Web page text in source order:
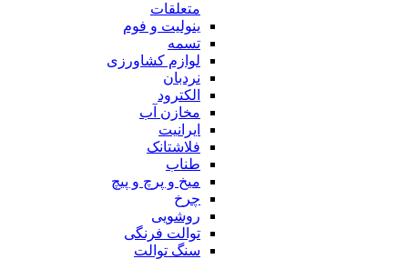
متعلقات
ینولیت و فوم
تسمه
لوازم کشاورزی
نردبان
الکترود
مخازن آب
ایرانیت
فلاشتانک
طناب
میخ و پرچ و پیچ
چرخ
روشویی
توالت فرنگی
سنگ توالت